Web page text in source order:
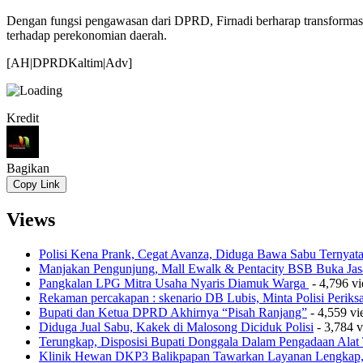
Dengan fungsi pengawasan dari DPRD, Firnadi berharap
terhadap perekonomian daerah.
[AH|DPRDKaltim|Adv]
Kredit
Bagikan
Copy Link
Views
Polisi Kena Prank, Cegat Avanza, Diduga Bawa Sabu
Manjakan Pengunjung, Mall Ewalk & Pentacity BSB Buka
Pangkalan LPG Mitra Usaha Nyaris Diamuk Warga - 4,796
Rekaman percakapan : skenario DB Lubis, Minta Polisi
Bupati dan Ketua DPRD Akhirnya “Pisah Ranjang” - 4,559
Diduga Jual Sabu, Kakek di Malosong Diciduk Polisi - 3,784
Terungkap, Disposisi Bupati Donggala Dalam Pengadaan
Klinik Hewan DKP3 Balikpapan Tawarkan Layanan